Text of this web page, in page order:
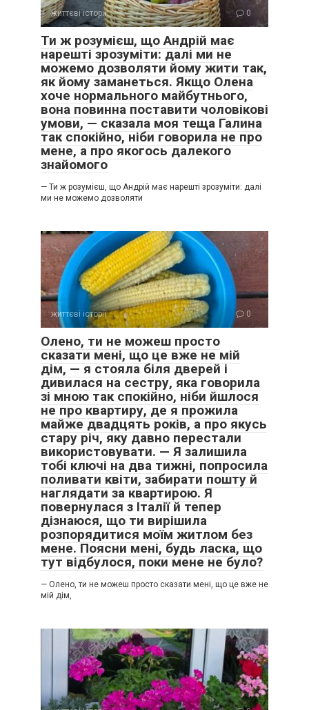
життєві історії 0
Ти ж розумієш, що Андрій має
нарешті зрозуміти: далі ми не
можемо дозволяти йому жити так,
як йому заманеться. Якщо Олена
хоче нормального майбутнього,
вона повинна поставити чоловікові
умови, — сказала моя теща Галина
так спокійно, ніби говорила не про
мене, а про якогось далекого
знайомого
— Ти ж розумієш, що Андрій має нарешті зрозуміти: далі
ми не можемо дозволяти
життєві історії 0
Олено, ти не можеш просто
сказати мені, що це вже не мій
дім, — я стояла біля дверей і
дивилася на сестру, яка говорила
зі мною так спокійно, ніби йшлося
не про квартиру, де я прожила
майже двадцять років, а про якусь
стару річ, яку давно перестали
використовувати. — Я залишила
тобі ключі на два тижні, попросила
поливати квіти, забирати пошту й
наглядати за квартирою. Я
повернулася з Італії й тепер
дізнаюся, що ти вирішила
розпорядитися моїм житлом без
мене. Поясни мені, будь ласка, що
тут відбулося, поки мене не було?
— Олено, ти не можеш просто сказати мені, що це вже не
мій дім,